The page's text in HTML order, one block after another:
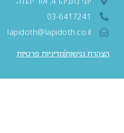
03-6417241
lapidoth@lapidoth.co.il
הצהרת נגישותמדיניות פרטיות